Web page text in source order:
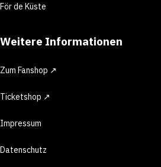
För de Küste
Weitere Informationen
Zum Fanshop ↗
Ticketshop ↗
Impressum
Datenschutz